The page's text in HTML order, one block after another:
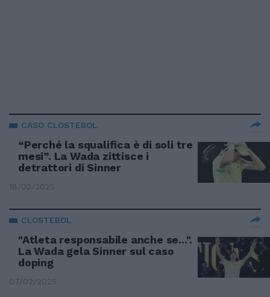
CASO CLOSTEBOL
“Perché la squalifica è di soli tre
mesi”. La Wada zittisce i
detrattori di Sinner
18/02/2025
CLOSTEBOL
"Atleta responsabile anche se...".
La Wada gela Sinner sul caso
doping
07/02/2025